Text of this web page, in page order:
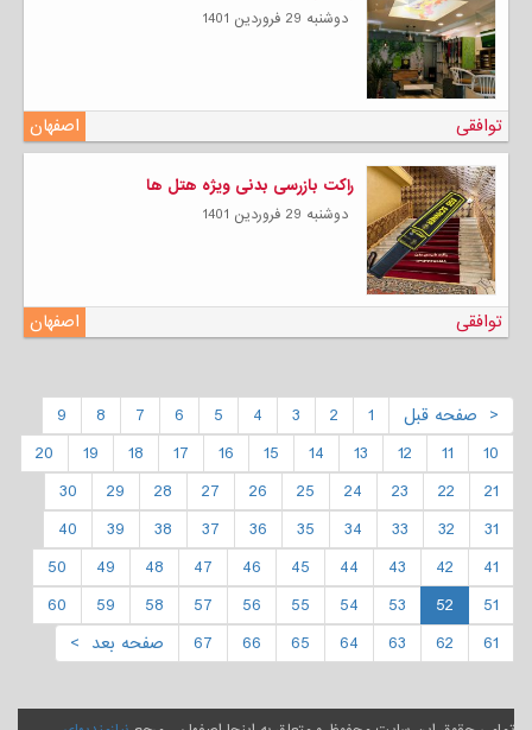
دوشنبه 29 فروردين 1401
اصفهان توافقی
راکت بازرسی بدنی ویژه هتل ها
دوشنبه 29 فروردين 1401
اصفهان توافقی
< صفحه قبل 1
2
3
4
5
6
7
8
9
10
11
12
13
14
15
16
17
18
19
20
21
22
23
24
25
26
27
28
29
30
31
32
33
34
35
36
37
38
39
40
41
42
43
44
45
46
47
48
49
50
51
52
53
54
55
56
57
58
59
60
61
62
63
64
65
66
67 صفحه بعد >